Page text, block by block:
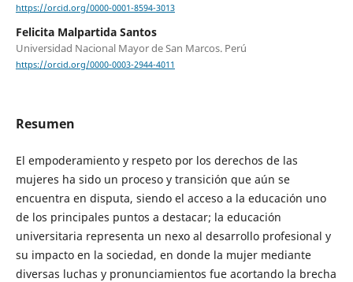
https://orcid.org/0000-0001-8594-3013
Felicita Malpartida Santos
Universidad Nacional Mayor de San Marcos. Perú
https://orcid.org/0000-0003-2944-4011
Resumen
El empoderamiento y respeto por los derechos de las
mujeres ha sido un proceso y transición que aún se
encuentra en disputa, siendo el acceso a la educación uno
de los principales puntos a destacar; la educación
universitaria representa un nexo al desarrollo profesional y
su impacto en la sociedad, en donde la mujer mediante
diversas luchas y pronunciamientos fue acortando la brecha